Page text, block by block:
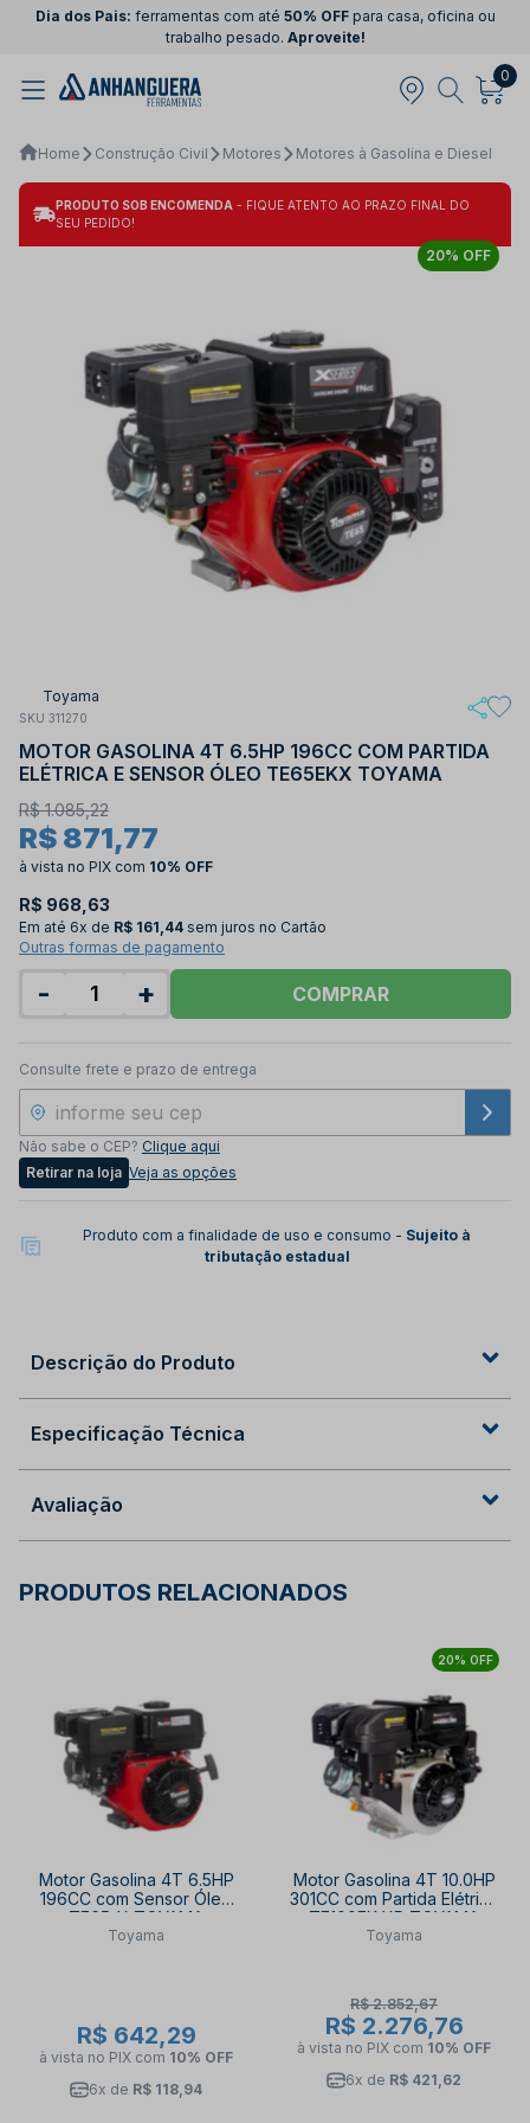
Dia dos Pais: ferramentas com até 50% OFFpara casa, oficina ou
trabalho pesado. Aproveite!
0
Home Construção Civil Motores Motores à Gasolina e Diesel
PRODUTO SOB ENCOMENDA - FIQUE ATENTO AO PRAZO FINAL DO
SEU PEDIDO!
20% OFF
Toyama
SKU 311270
MOTOR GASOLINA 4T 6.5HP 196CC COM PARTIDA
ELÉTRICA E SENSOR ÓLEO TE65EKX TOYAMA
R$ 1.085,22
R$ 871,77
à vista no PIX com 10% OFF
R$ 968,63
Em até 6x de R$ 161,44 sem juros no Cartão
Outras formas de pagamento
- + COMPRAR
Consulte frete e prazo de entrega
Não sabe o CEP? Clique aqui
Retirar na loja Veja as opções
Produto com a finalidade de uso e consumo - Sujeito à
tributação estadual
Descrição do Produto
Especificação Técnica
Avaliação
PRODUTOS RELACIONADOS
Motor Gasolina 4T 6.5HP
196CC com Sensor Óleo
TE65-X TOYAMA
Toyama
R$ 642,29
à vista no PIX com 10% OFF
6x de R$ 118,94
20% OFF
Motor Gasolina 4T 10.0HP
301CC com Partida Elétrica
TE100EK-XP TOYAMA
Toyama
R$ 2.852,67
R$ 2.276,76
à vista no PIX com 10% OFF
6x de R$ 421,62